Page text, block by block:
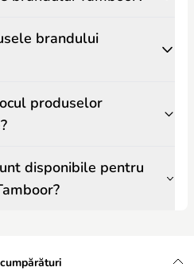
brandului
produselor
disponibile pentru